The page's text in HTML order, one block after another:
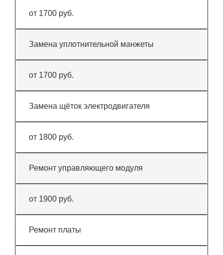
от 1700 руб.
Замена уплотнительной манжеты
от 1700 руб.
Замена щёток электродвигателя
от 1800 руб.
Ремонт управляющего модуля
от 1900 руб.
Ремонт платы